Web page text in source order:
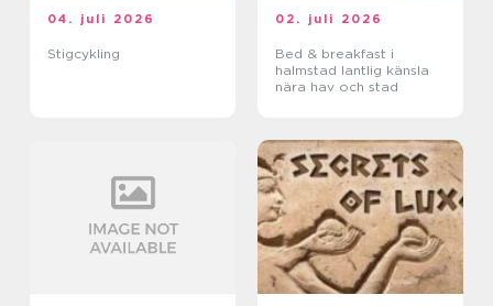
04. juli 2026
Stigcykling
02. juli 2026
Bed & breakfast i
halmstad lantlig känsla
nära hav och stad